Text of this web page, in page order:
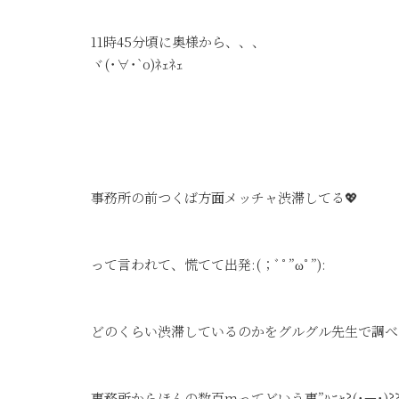
11時45分頃に奥様から、、、
ヾ(･∀･`o)ﾈｪﾈｪ
事務所の前つくば方面メッチャ渋滞してる💖
って言われて、慌てて出発:(；ﾞﾟ”ωﾟ”):
どのくらい渋滞しているのかをグルグル先生で調